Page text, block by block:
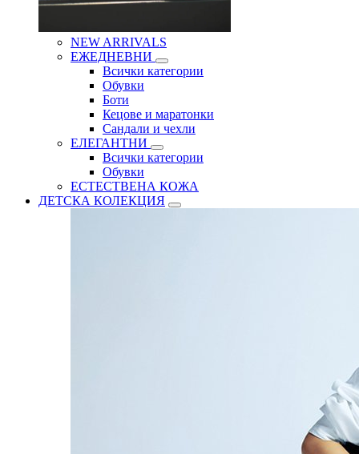
NEW ARRIVALS
ЕЖЕДНЕВНИ
Всички категории
Обувки
Боти
Кецове и маратонки
Сандали и чехли
ЕЛЕГАНТНИ
Всички категории
Обувки
ЕСТЕСТВЕНА КОЖА
ДЕТСКА КОЛЕКЦИЯ